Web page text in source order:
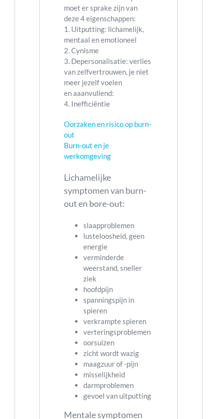
moet er sprake zijn van
deze 4 eigenschappen:
1. Uitputting: lichamelijk,
mentaal en emotioneel
2. Cynisme
3. Depersonalisatie: verlies
van zelfvertrouwen, je niet
meer jezelf voelen
en aaanvullend:
4. Inefficiëntie
Oorzaken en risico op burn-
out
Burn-out en je
werkomgeving
Lichamelijke
symptomen van burn-
out en bore-out:
slaapproblemen
lusteloosheid, geen
energie
verminderde
weerstand, sneller
ziek
hoofdpijn
spanningspijn in
spieren
verkrampte spieren
verteringsproblemen
oorsuizen
zicht wordt wazig
maagzuur of -pijn
misselijkheid
darmproblemen
gevoel van uitputting
Mentale symptomen